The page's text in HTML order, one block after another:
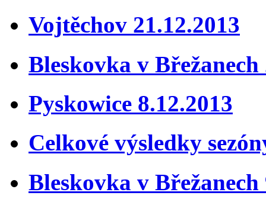
Vojtěchov 21.12.2013
Bleskovka v Břežanech
Pyskowice 8.12.2013
Celkové výsledky
Bleskovka v Břežanech